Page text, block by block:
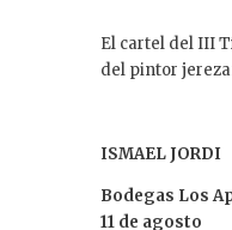
El cartel del III
del pintor
ISMAEL JORDI
Bodegas Los
11 de agosto